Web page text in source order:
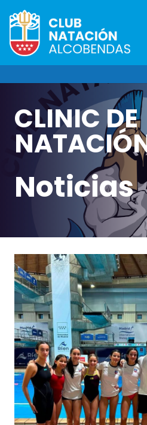
CLINIC DE
Noticias